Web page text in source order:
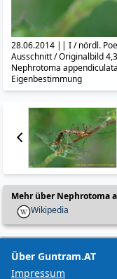
28.06.2014 || I / nördl.
Ausschnitt / Originalbild
Nephrotoma
Eigenbestimmung
Mehr über Nephrotoma
Wikipedia
Über Guntram.AT
Impressum